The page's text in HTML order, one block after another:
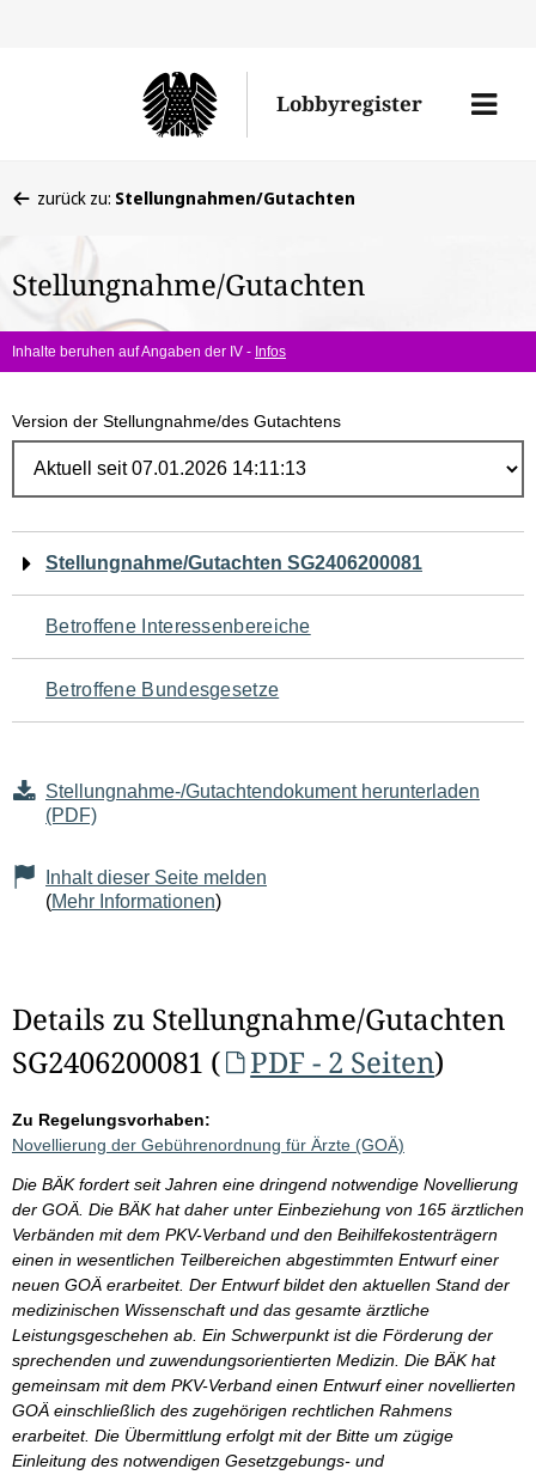
Lobbyregister
Menü
befinden
hier:
zurück zu: Stellungnahmen/Gutachten
Stellungnahme/Gutachten
Inhalte beruhen auf Angaben der IV - Infos
Version der Stellungnahme/des Gutachtens
Navigation
für
den
Seiteninhalt
Stellungnahme/Gutachten SG2406200081
Betroffene Interessenbereiche
Betroffene Bundesgesetze
Stellungnahme-/Gutachtendokument herunterladen
(PDF)
Inhalt dieser Seite melden
(Mehr Informationen)
Details zu Stellungnahme/Gutachten
SG2406200081 (
PDF - 2 Seiten)
Zu Regelungsvorhaben:
Novellierung der Gebührenordnung für Ärzte (GOÄ)
Die BÄK fordert seit Jahren eine dringend notwendige Novellierung
der GOÄ. Die BÄK hat daher unter Einbeziehung von 165 ärztlichen
Verbänden mit dem PKV-Verband und den Beihilfekostenträgern
einen in wesentlichen Teilbereichen abgestimmten Entwurf einer
neuen GOÄ erarbeitet. Der Entwurf bildet den aktuellen Stand der
medizinischen Wissenschaft und das gesamte ärztliche
Leistungsgeschehen ab. Ein Schwerpunkt ist die Förderung der
sprechenden und zuwendungsorientierten Medizin. Die BÄK hat
gemeinsam mit dem PKV-Verband einen Entwurf einer novellierten
GOÄ einschließlich des zugehörigen rechtlichen Rahmens
erarbeitet. Die Übermittlung erfolgt mit der Bitte um zügige
Einleitung des notwendigen Gesetzgebungs- und